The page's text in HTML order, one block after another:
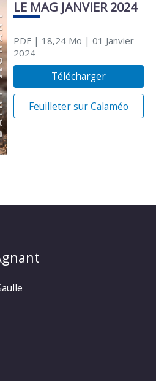
LE MAG JANVIER 2024
PDF| 18,24 Mo | 01 Janvier
2024
Télécharger
Feuilleter sur Calaméo